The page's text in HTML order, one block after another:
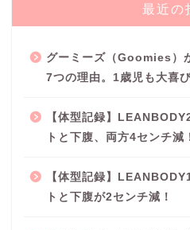
最近の
グーミーズ（Goomies）
7つの理由。1歳児も大喜び
【体型記録】
トと下腹、両方4センチ減
【体型記録】
トと下腹が2センチ減！